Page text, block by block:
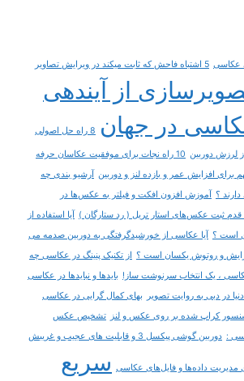
5 اشتباه فاحش که ثابت میکند در ویرایش تصاویر
6 تصویرسازی از آینده‎ی
در جهان
8 راه حل اصولی
لرزش دوربین
10 راه نجات برای موفقیت عکاسان حرفه
آرشیو بندی چه
؟ آموزش افزون افکت و فیلتر به عکس‌ها در
ثبت عکس‌های استار تریل ( رد ستارگان ) آیا استفاده از
آیا عکاسی از خورشیدگرفتگی به دوربین صدمه می
و روتوش یکسان است ؟ از تکنیک پنینگ در عکاسی چه
، یک انتخاب سرنوشت ساز! بایدها و نبایدها در عکاسی
در دبی به روایت تصویر
بهای کمال گرایی در عکاسی
کراپ شده بر روی عکس و لنز
تشخیص عکس
: دوربین گوشی پیکسل 3 و قابلیت های عجیب و غریبش
مدیریت داده‌ها و فایل‌های عکاسی سریع